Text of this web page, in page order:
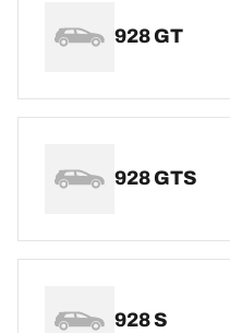
928 GT
928 GTS
928 S